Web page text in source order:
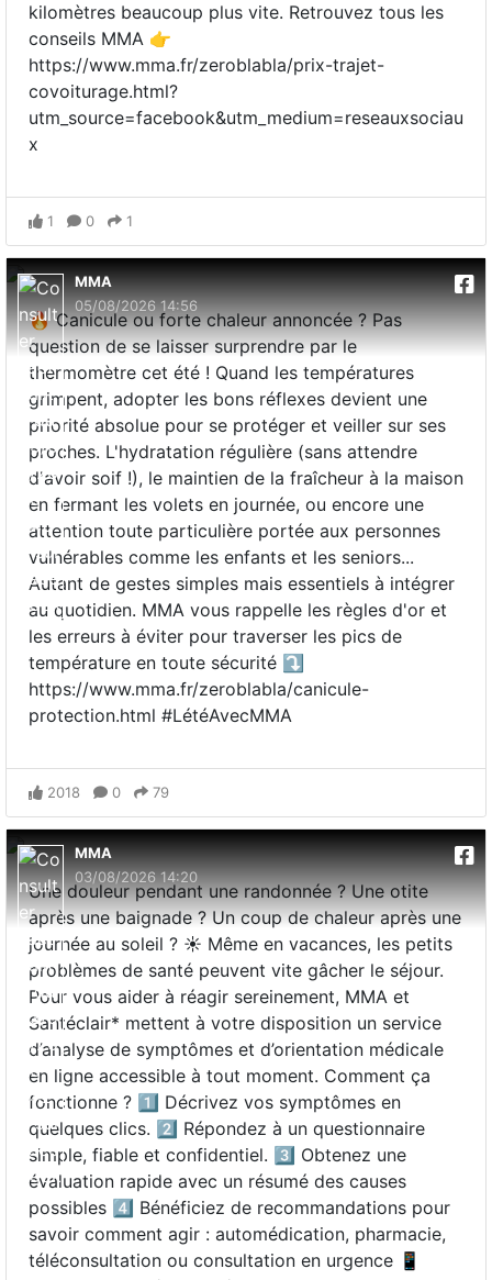
kilomètres beaucoup plus vite. Retrouvez tous les
conseils MMA 👉
https://www.mma.fr/zeroblabla/prix-trajet-
covoiturage.html?
utm_source=facebook&utm_medium=reseauxsociau
x
1 0 1
MMA
05/08/2026 14:56
🔥 Canicule ou forte chaleur annoncée ? Pas
question de se laisser surprendre par le
thermomètre cet été ! Quand les températures
grimpent, adopter les bons réflexes devient une
priorité absolue pour se protéger et veiller sur ses
proches. L'hydratation régulière (sans attendre
d'avoir soif !), le maintien de la fraîcheur à la maison
en fermant les volets en journée, ou encore une
attention toute particulière portée aux personnes
vulnérables comme les enfants et les seniors...
Autant de gestes simples mais essentiels à intégrer
au quotidien. MMA vous rappelle les règles d'or et
les erreurs à éviter pour traverser les pics de
température en toute sécurité ⤵️
https://www.mma.fr/zeroblabla/canicule-
protection.html #LétéAvecMMA
2018 0 79
MMA
03/08/2026 14:20
Une douleur pendant une randonnée ? Une otite
après une baignade ? Un coup de chaleur après une
journée au soleil ? ☀️ Même en vacances, les petits
problèmes de santé peuvent vite gâcher le séjour.
Pour vous aider à réagir sereinement, MMA et
Santéclair* mettent à votre disposition un service
d’analyse de symptômes et d’orientation médicale
en ligne accessible à tout moment. Comment ça
fonctionne ? 1️⃣ Décrivez vos symptômes en
quelques clics. 2️⃣ Répondez à un questionnaire
simple, fiable et confidentiel. 3️⃣ Obtenez une
évaluation rapide avec un résumé des causes
possibles 4️⃣ Bénéficiez de recommandations pour
savoir comment agir : automédication, pharmacie,
téléconsultation ou consultation en urgence 📱